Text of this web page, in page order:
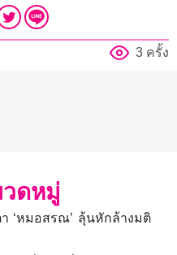
3 ครั้ง
ดหมู่
า ‘หมอสรณ’ ลุ้นหักล้างมติ